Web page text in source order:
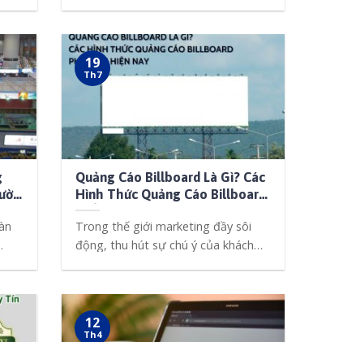
Quảng Cáo Billboard Là Gì? Các
Hình Thức Quảng Cáo Billboard
Phổ Biến Hiện Nay
Trong thế giới marketing đầy sôi
động, thu hút sự chú ý của khách
19
Th7
12
Th4